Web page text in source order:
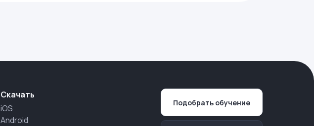
Скачать
iOS
Android
Подобрать обучение